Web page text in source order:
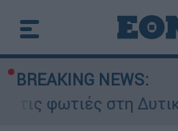
BREAKING NEWS:
στη Δυτική